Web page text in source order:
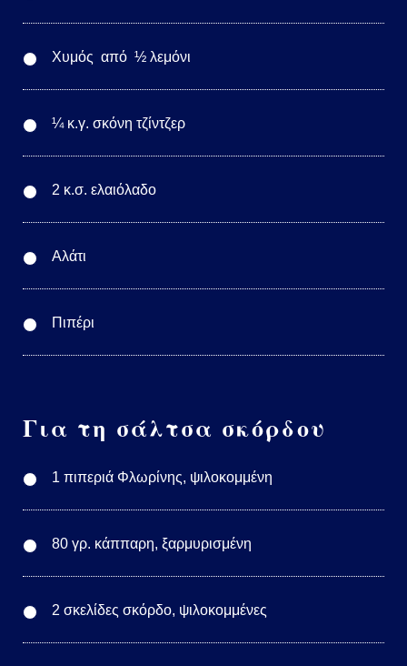
Χυμός από ½ λεμόνι
¼ κ.γ. σκόνη τζίντζερ
2 κ.σ. ελαιόλαδο
Αλάτι
Πιπέρι
Για τη σάλτσα σκόρδου
1 πιπεριά Φλωρίνης, ψιλοκομμένη
80 γρ. κάππαρη, ξαρμυρισμένη
2 σκελίδες σκόρδο, ψιλοκομμένες